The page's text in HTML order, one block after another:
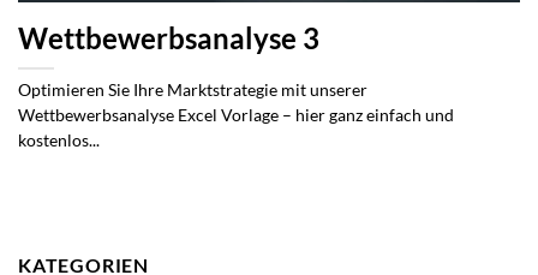
Wettbewerbsanalyse 3
Optimieren Sie Ihre Marktstrategie mit unserer
Wettbewerbsanalyse Excel Vorlage – hier ganz einfach und
kostenlos...
KATEGORIEN